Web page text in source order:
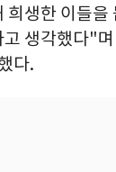
희생한 이들을
생각했다"
다.